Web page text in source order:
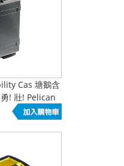
Cas 塘鵝含
! 壯! Pelican